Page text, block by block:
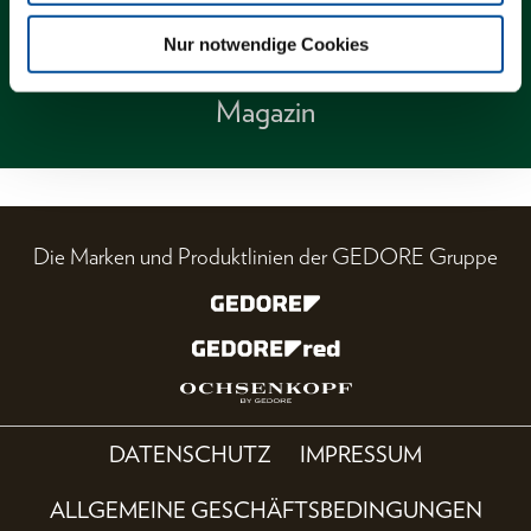
Nur notwendige Cookies
Magazin
Die Marken und Produktlinien der GEDORE Gruppe
DATENSCHUTZ IMPRESSUM
ALLGEMEINE GESCHÄFTSBEDINGUNGEN